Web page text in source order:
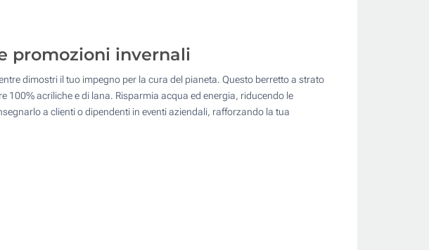
promozioni invernali
dimostri il tuo impegno per la cura del pianeta. Questo berretto a strato
acriliche e di lana. Risparmia acqua ed energia, riducendo le
a clienti o dipendenti in eventi aziendali, rafforzando la tua